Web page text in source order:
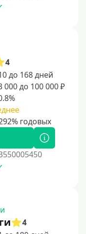
4
до 168 дней
000 до 100 000 ₽
4